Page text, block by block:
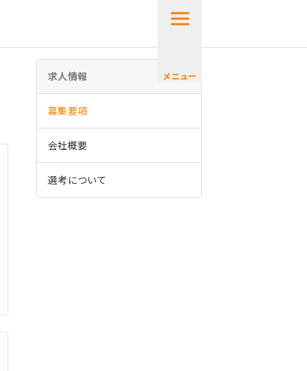
メニュー
求人情報
募集要項
会社概要
選考について